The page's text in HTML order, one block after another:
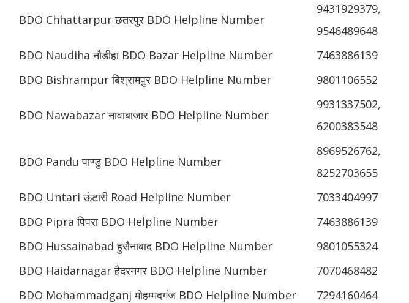
BDO Chhattarpur छतरपुर BDO Helpline Number
9431929379,
9546489648
BDO Naudiha नौडीहा BDO Bazar Helpline Number
7463886139
BDO Bishrampur बिश्रामपुर BDO Helpline Number
9801106552
BDO Nawabazar नावाबाजार BDO Helpline Number
9931337502,
6200383548
BDO Pandu पाण्डु BDO Helpline Number
8969526762,
8252703655
BDO Untari ऊंटारी Road Helpline Number
7033404997
BDO Pipra पिपरा BDO Helpline Number
7463886139
BDO Hussainabad हुसैनाबाद BDO Helpline Number
9801055324
BDO Haidarnagar हैदरनगर BDO Helpline Number
7070468482
BDO Mohammadganj मोहम्मदगंज BDO Helpline Number
7294160464